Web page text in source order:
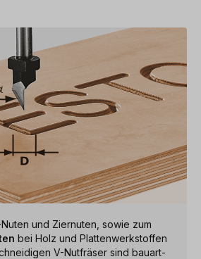
und Ziernuten, sowie zum
bei Holz und Plattenwerkstoffen
V-Nutfräser sind bauart-